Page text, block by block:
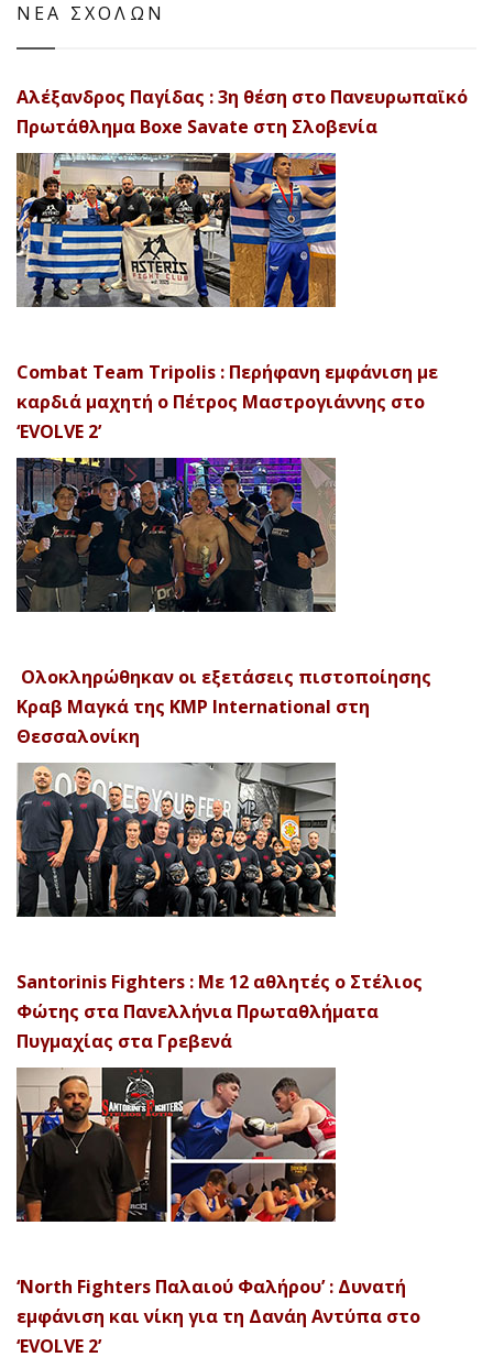
ΝΕΑ ΣΧΟΛΩΝ
Αλέξανδρος Παγίδας : 3η θέση στο Πανευρωπαϊκό
Πρωτάθλημα Boxe Savate στη Σλοβενία
Combat Team Tripolis : Περήφανη εμφάνιση με
καρδιά μαχητή ο Πέτρος Μαστρογιάννης στο
‘EVOLVE 2’
Ολοκληρώθηκαν οι εξετάσεις πιστοποίησης
Κραβ Μαγκά της KMP International στη
Θεσσαλονίκη
Santorinis Fighters : Με 12 αθλητές ο Στέλιος
Φώτης στα Πανελλήνια Πρωταθλήματα
Πυγμαχίας στα Γρεβενά
‘North Fighters Παλαιού Φαλήρου’ : Δυνατή
εμφάνιση και νίκη για τη Δανάη Αντύπα στο
‘EVOLVE 2’